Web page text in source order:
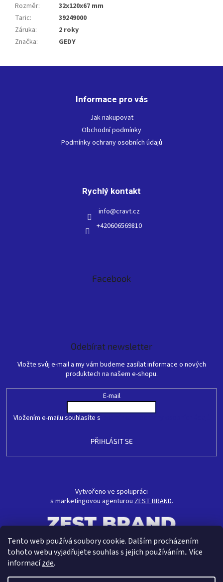
Tento web používá soubory cookie. Dalším procházením
tohoto webu vyjadřujete souhlas s jejich používáním.. Více
informacízde.
Rozměr:
32x120x67 mm
Taric:
39249000
Záruka:
2 roky
Značka: GEDY
Informace pro vás
Jak nakupovat
Obchodní podmínky
Podmínky ochrany osobních údajů
Rychlý kontakt
info@cravt.cz
+420606569810
Facebook
Odebírat newsletter
Vložte svůj e-mail a my vám budeme zasílat informace o nových
produktech na našem e-shopu.
E-mail
Vložením e-mailu souhlasíte s
PŘIHLÁSIT SE
Vytvořeno ve spolupráci
s marketingovou agenturou ZEST BRAND.